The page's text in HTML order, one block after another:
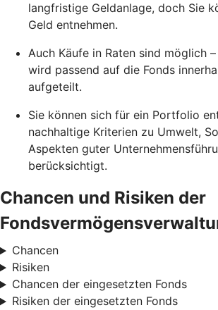
langfristige Geldanlage, doch Sie
Geld entnehmen.
Auch Käufe in Raten sind möglich
wird passend auf die Fonds
aufgeteilt.
Sie können sich für ein Portfolio
nachhaltige Kriterien zu Umwelt,
Aspekten guter
berücksichtigt.
Chancen und Risiken der
Chancen
Risiken
Chancen der eingesetzten Fonds
Risiken der eingesetzten Fonds